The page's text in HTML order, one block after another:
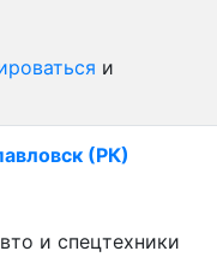
и
(РК)
и спецтехники